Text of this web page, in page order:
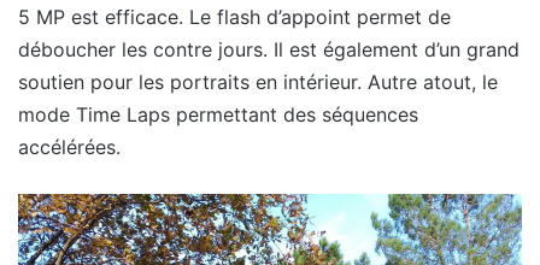
5 MP est efficace. Le flash d’appoint permet de
déboucher les contre jours. Il est également d’un grand
soutien pour les portraits en intérieur. Autre atout, le
mode Time Laps permettant des séquences
accélérées.